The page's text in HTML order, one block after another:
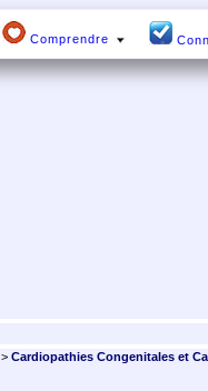
Comprendre
>Cardiopathies Congenitales et